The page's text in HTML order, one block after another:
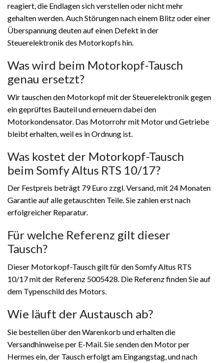
reagiert, die Endlagen sich verstellen oder nicht mehr
gehalten werden. Auch Störungen nach einem Blitz oder einer
Überspannung deuten auf einen Defekt in der
Steuerelektronik des Motorkopfs hin.
Was wird beim Motorkopf-Tausch
genau ersetzt?
Wir tauschen den Motorkopf mit der Steuerelektronik gegen
ein geprüftes Bauteil und erneuern dabei den
Motorkondensator. Das Motorrohr mit Motor und Getriebe
bleibt erhalten, weil es in Ordnung ist.
Was kostet der Motorkopf-Tausch
beim Somfy Altus RTS 10/17?
Der Festpreis beträgt 79 Euro zzgl. Versand, mit 24 Monaten
Garantie auf alle getauschten Teile. Sie zahlen erst nach
erfolgreicher Reparatur.
Für welche Referenz gilt dieser
Tausch?
Dieser Motorkopf-Tausch gilt für den Somfy Altus RTS
10/17 mit der Referenz 5005428. Die Referenz finden Sie auf
dem Typenschild des Motors.
Wie läuft der Austausch ab?
Sie bestellen über den Warenkorb und erhalten die
Versandhinweise per E-Mail. Sie senden den Motor per
Hermes ein, der Tausch erfolgt am Eingangstag, und nach